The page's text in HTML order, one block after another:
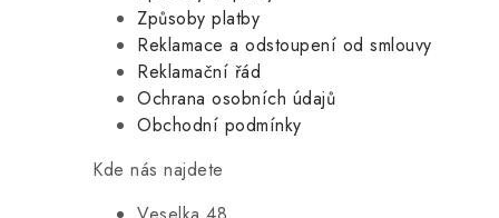
Způsoby platby
Reklamace a odstoupení od smlouvy
Reklamační řád
Ochrana osobních údajů
Obchodní podmínky
Kde nás najdete